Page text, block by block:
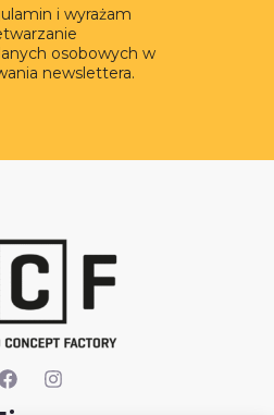
i wyrażam
osobowych w
newslettera.